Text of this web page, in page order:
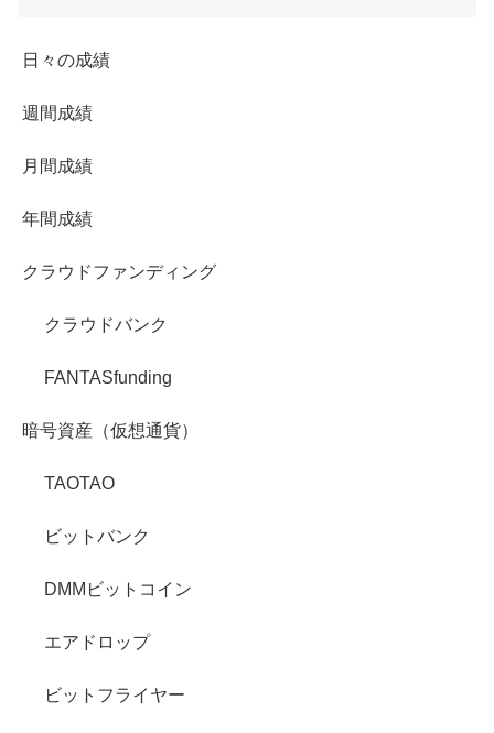
日々の成績
週間成績
月間成績
年間成績
クラウドファンディング
クラウドバンク
FANTASfunding
暗号資産（仮想通貨）
TAOTAO
ビットバンク
DMMビットコイン
エアドロップ
ビットフライヤー